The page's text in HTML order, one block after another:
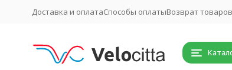
Доставка и оплатаСпособы оплатыВозврат товаров